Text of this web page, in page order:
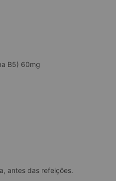
B5) 60mg
antes das refeições.